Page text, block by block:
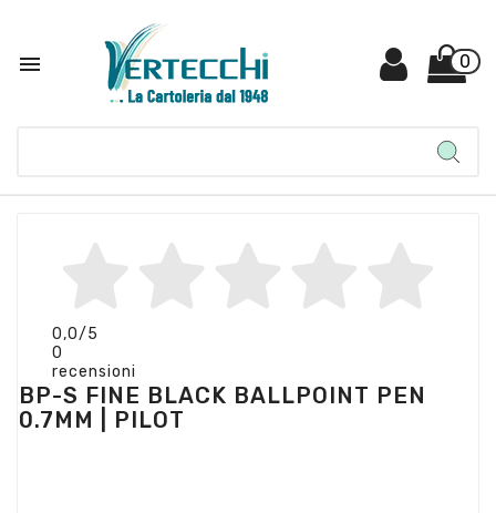
 0
0,0/5
0
recensioni
BP-S FINE BLACK BALLPOINT PEN
0.7MM | PILOT